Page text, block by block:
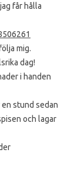
får hålla
mig.
dag!
i handen
stund sedan
och lagar